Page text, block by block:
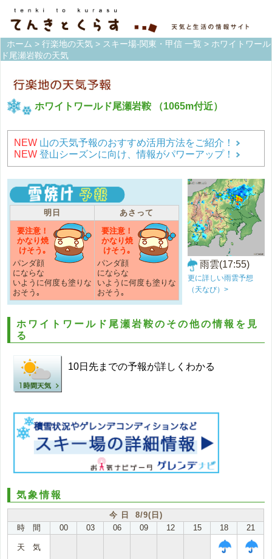
ホーム > 行楽地の天気 > スキー場-関東・甲信 一覧 > ホワイトワール
ド尾瀬岩鞍の天気
ホワイトワールド尾瀬岩鞍 （1065m付近）
NEW 山の天気予報のおすすめ活用方法をご紹介！
NEW 登山シーズンに向け、情報がパワーアップ！
明日
あさって
要注意！
かなり焼
けそう｡
パンダ顔
にならな
いように何度も塗りな
おそう｡
要注意！
かなり焼
けそう｡
パンダ顔
にならな
いように何度も塗りな
おそう｡
雨雲(17:55)
更に詳しい雨雲予想
（天なび）>
ホワイトワールド尾瀬岩鞍のその他の情報を見
る
10日先までの予報が詳しくわかる
気象情報
今 日 8/9(日)
時 間
00 03 06 09 12 15 18 21
天 気